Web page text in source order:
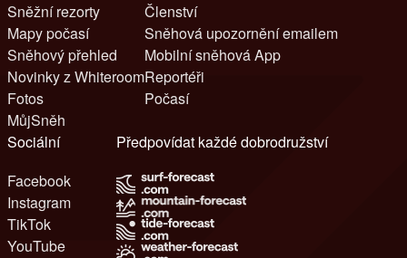
Sněžní rezorty
Mapy počasí
Sněhový přehled
Novinky z Whiteroom
Fotos
MůjSněh
Členství
Sněhová upozornění emailem
Mobilní sněhová App
Reportéři
Počasí
Sociální
Facebook
Instagram
TikTok
YouTube
Předpovídat každé dobrodružství